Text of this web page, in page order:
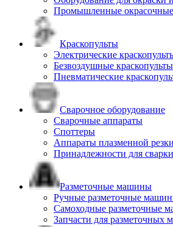
Промышленные
Краскопульты
Электрические
Безвоздушные краскопульты
Пневматические
Сварочное оборудование
Сварочные аппараты
Споттеры
Аппараты плазменной резки
Принадлежности для сварки
Разметочные машины
Ручные разметочные
Самоходные разметочные
Запчасти для разметочных